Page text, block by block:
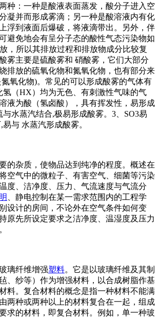
种：一种是酸液表面蒸发，酸分子进入空
凝并而形成雾滴；另一种是酸溶液内有化
浮到液面后爆破，将液滴带出。另外，伴
避免地会有呈分子态的酸性气态污染物如
，所以其排放过程和排放物成分比较复
雾主要是硫酸雾和 硝酸雾，它们大部分
排放的硫氧化物和氮氧化物，也有部分来
氧化物)。常见的可以形成酸雾的气体有
氢（HX）均为无色、有刺激性气味的气
液为酸（氢卤酸），具有挥发性，易形成
水蒸汽结合,极易形成酸雾。3、SO3易
与 水蒸汽形成酸雾。
的杂质，使物品达到纯净的程度。概述在
空气中的微粒子、有害空气、细菌等污染
度、洁净度、压力、气流速度与气流分
、静电控制在某一需求范围内的工程学
设计的房间，不论外在空气条件如何变
原先所设定要求之洁净度、温湿度及压力
璃纤维增强塑料。它是以玻璃纤维及其制
、纱等）作为增强材料，以合成树脂作基
料。复合材料的概念是指一种材料不能满
两种或两种以上的材料复合在一起，组成
求的材料，即复合材料。例如，单一种玻